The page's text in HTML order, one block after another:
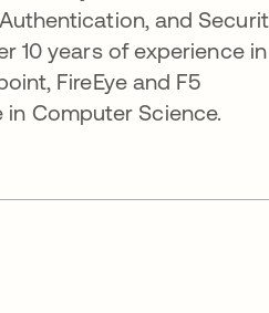
and
10 years of experience in
FireEye and F5
Computer Science.